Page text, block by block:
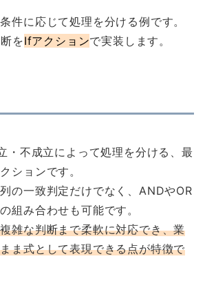
件に応じて処理を分ける例です。
をIfアクションで実装します。
・不成立によって処理を分ける、最
ションです。
の一致判定だけでなく、ANDやOR
組み合わせも可能です。
雑な判断まで柔軟に対応でき、業
ま式として表現できる点が特徴で